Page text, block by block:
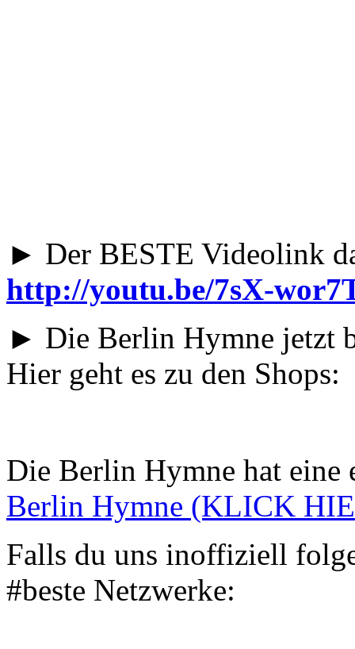
► Der BESTE Videolink
http://youtu.be/7sX-
► Die Berlin Hymne jetzt
Hier geht es zu den Shops:
Die Berlin Hymne hat eine
Berlin Hymne (KLICK
Falls du uns inoffiziell
#beste Netzwerke: